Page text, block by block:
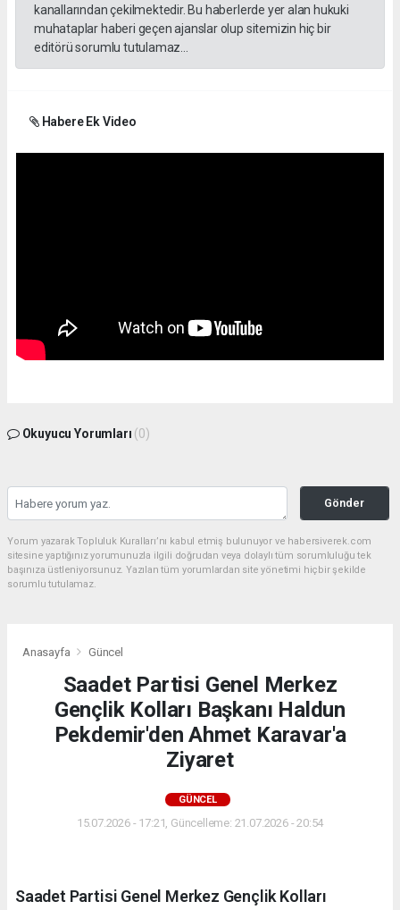
kanallarından çekilmektedir. Bu haberlerde yer alan hukuki
muhataplar haberi geçen ajanslar olup sitemizin hiç bir
editörü sorumlu tutulamaz...
Habere Ek Video
Okuyucu Yorumları (0)
Gönder
Yorum yazarak Topluluk Kuralları’nı kabul etmiş bulunuyor ve habersiverek.com
sitesine yaptığınız yorumunuzla ilgili doğrudan veya dolaylı tüm sorumluluğu tek
başınıza üstleniyorsunuz. Yazılan tüm yorumlardan site yönetimi hiçbir şekilde
sorumlu tutulamaz.
Anasayfa Güncel
Saadet Partisi Genel Merkez
Gençlik Kolları Başkanı Haldun
Pekdemir'den Ahmet Karavar'a
Ziyaret
GÜNCEL
15.07.2026 - 17:21, Güncelleme: 21.07.2026 - 20:54
Saadet Partisi Genel Merkez Gençlik Kolları